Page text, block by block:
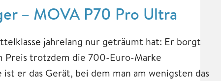
– MOVA P70 Pro Ultra
jahrelang nur geträumt hat: Er borgt
Preis trotzdem die 700-Euro-Marke
er das Gerät, bei dem man am wenigsten das